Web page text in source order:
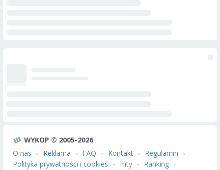
WYKOP © 2005-2026
O nas
Reklama FAQ Kontakt
Regulamin
Polityka prywatności i cookies
Hity Ranking